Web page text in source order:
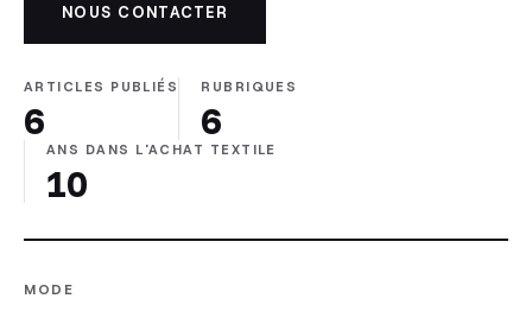
NOUS CONTACTER
ARTICLES PUBLIÉS
6
RUBRIQUES
6
ANS DANS L'ACHAT TEXTILE
10
MODE